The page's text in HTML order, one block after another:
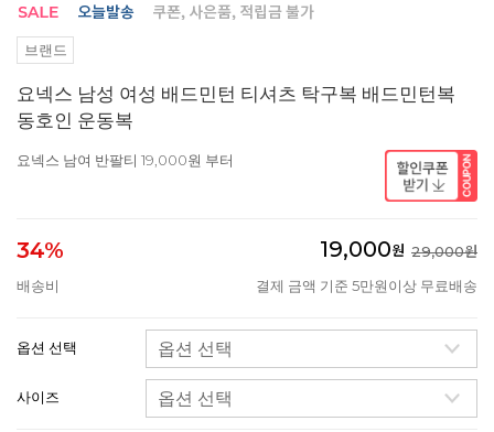
브랜드
요넥스 남성 여성 배드민턴 티셔츠 탁구복 배드민턴복
동호인 운동복
요넥스 남여 반팔티 19,000원 부터
34% 19,000원 29,000원
배송비
결제 금액 기준 5만원이상 무료배송
옵션 선택
사이즈